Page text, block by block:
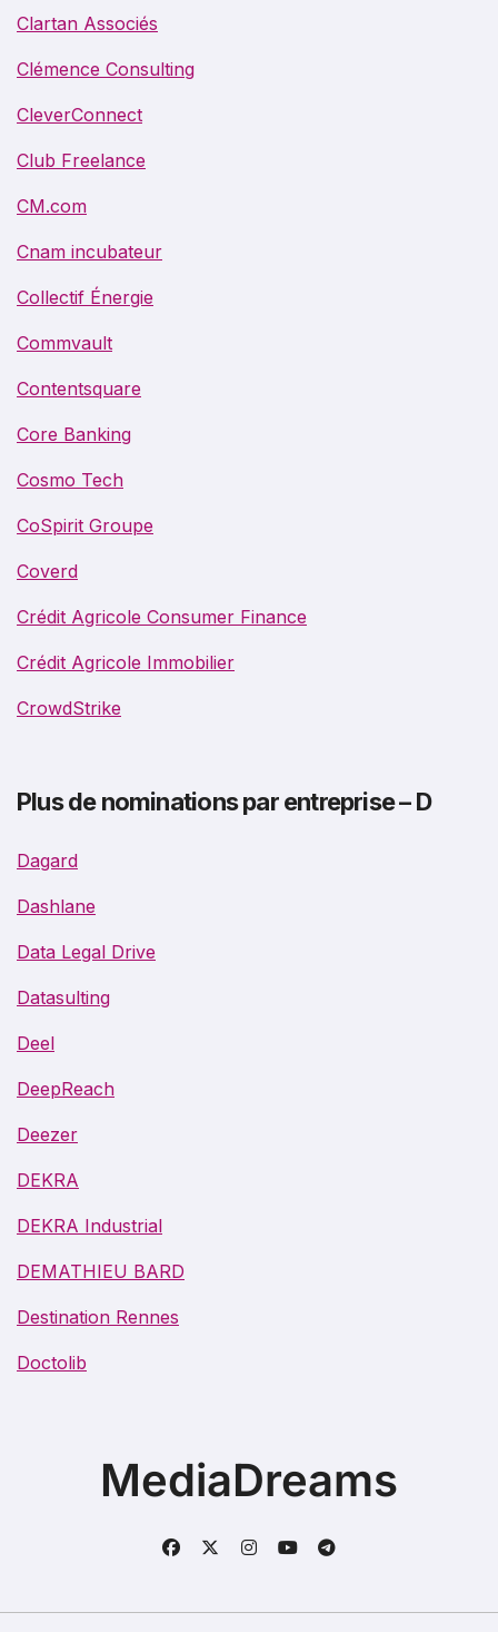
Clartan Associés
Clémence Consulting
CleverConnect
Club Freelance
CM.com
Cnam incubateur
Collectif Énergie
Commvault
Contentsquare
Core Banking
Cosmo Tech
CoSpirit Groupe
Coverd
Crédit Agricole Consumer Finance
Crédit Agricole Immobilier
CrowdStrike
Plus de nominations par entreprise – D
Dagard
Dashlane
Data Legal Drive
Datasulting
Deel
DeepReach
Deezer
DEKRA
DEKRA Industrial
DEMATHIEU BARD
Destination Rennes
Doctolib
MediaDreams